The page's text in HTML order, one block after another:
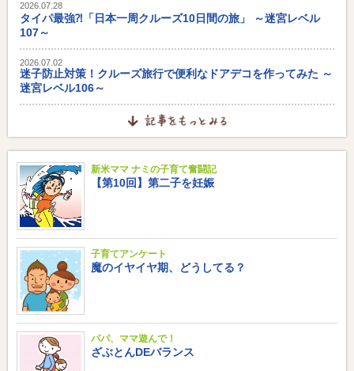
2026.07.28
タイパ最強⁈「日本一周クルーズ10日間の旅」 ～迷宮レベル
107～
2026.07.02
迷子防止対策！クルーズ旅行で便利なドアデコを作ってみた ～
迷宮レベル106～
新米ママ ナミの子育て奮闘記
【第10回】第二子を妊娠
子育てアンケート
魔のイヤイヤ期、どうしてる？
パパ、ママ遊んで！
ざぶとんDEバランス